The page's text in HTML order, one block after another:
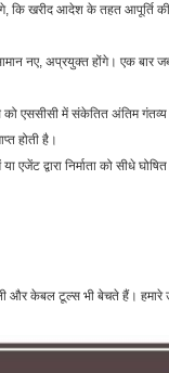
खरीद आदेश के तहत आपूर्ति की
नए, अप्रयुक्त होंगे। एक
एससीसी में संकेतित अंतिम
होती है।
द्वारा निर्माता को सीधे
केबल टूल्स भी बेचते हैं। हमारे